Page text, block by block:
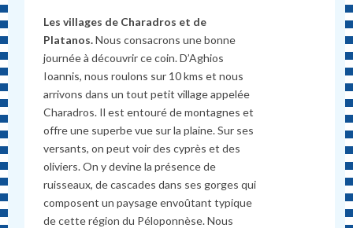
Les villages de Charadros et de
Platanos.Nous consacrons une bonne
journée à découvrir ce coin. D’Aghios
Ioannis, nous roulons sur 10 kms et nous
arrivons dans un tout petit village appelée
Charadros. Il est entouré de montagnes et
offre une superbe vue sur la plaine. Sur ses
versants, on peut voir des cyprès et des
oliviers. On y devine la présence de
ruisseaux, de cascades dans ses gorges qui
composent un paysage envoûtant typique
de cette région du Péloponnèse. Nous